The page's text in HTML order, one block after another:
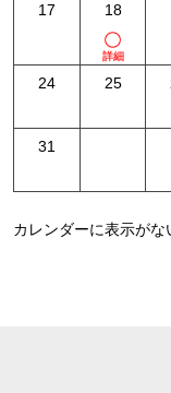
17 18
詳細
24 25
31
カレンダーに表示がな